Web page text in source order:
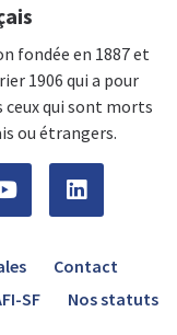
fondée en 1887 et
1906 qui a pour
qui sont morts
ou étrangers.
Contact
SF Nos statuts